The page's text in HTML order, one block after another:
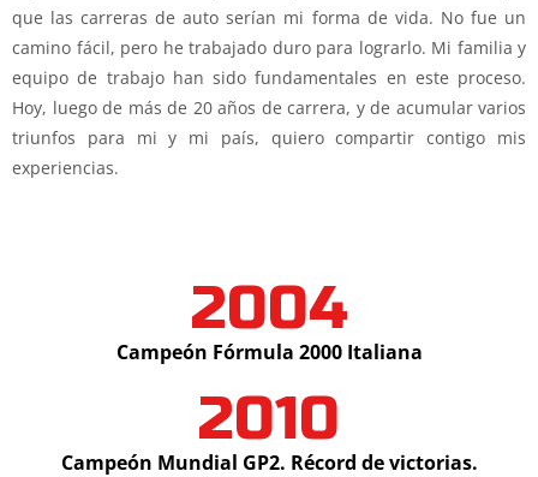
que las carreras de auto serían mi forma de vida. No fue un
camino fácil, pero he trabajado duro para lograrlo. Mi familia y
equipo de trabajo han sido fundamentales en este proceso.
Hoy, luego de más de 20 años de carrera, y de acumular varios
triunfos para mi y mi país, quiero compartir contigo mis
experiencias.
Campeón Fórmula 2000 Italiana
2004
Campeón Mundial GP2. Récord de victorias.
2010